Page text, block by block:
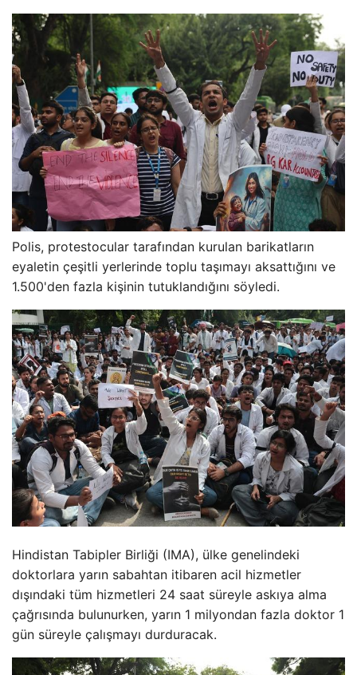
Polis, protestocular tarafından kurulan barikatların
eyaletin çeşitli yerlerinde toplu taşımayı aksattığını ve
1.500'den fazla kişinin tutuklandığını söyledi.
Hindistan Tabipler Birliği (IMA), ülke genelindeki
doktorlara yarın sabahtan itibaren acil hizmetler
dışındaki tüm hizmetleri 24 saat süreyle askıya alma
çağrısında bulunurken, yarın 1 milyondan fazla doktor 1
gün süreyle çalışmayı durduracak.